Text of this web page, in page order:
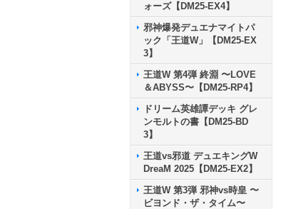
ォーズ【DM25-EX4】
邪神爆発デュエナマイトパ
ック「王道W」【DM25-EX
3】
王道W 第4弾 終淵 〜LOVE
＆ABYSS〜【DM25-RP4】
ドリーム英雄譚デッキ グレ
ンモルトの書【DM25-BD
3】
王道vs邪道 デュエキングW
DreaM 2025【DM25-EX2】
王道W 第3弾 邪神vs時皇 〜
ビヨンド・ザ・タイム〜